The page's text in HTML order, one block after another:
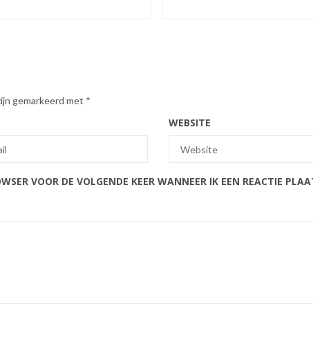
gemarkeerd met *
WEBSITE
VOOR DE VOLGENDE KEER WANNEER IK EEN REACTIE